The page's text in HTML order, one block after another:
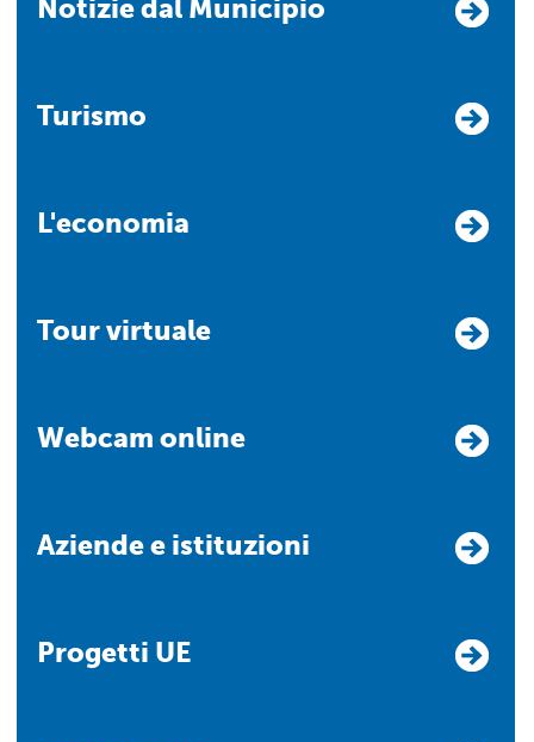
Notizie dal Municipio
Turismo
L'economia
Tour virtuale
Webcam online
Aziende e istituzioni
Progetti UE